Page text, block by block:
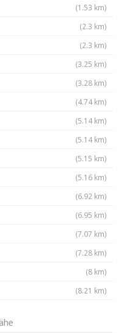
(1.53 km)
(2.3 km)
(2.3 km)
(3.25 km)
(3.28 km)
(4.74 km)
(5.14 km)
(5.14 km)
(5.15 km)
(5.16 km)
(6.92 km)
(6.95 km)
(7.07 km)
(7.28 km)
(8 km)
(8.21 km)